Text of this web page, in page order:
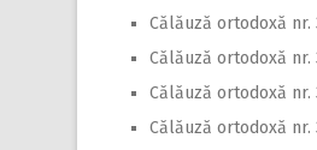
Călăuză ortodoxă nr.
Călăuză ortodoxă nr.
Călăuză ortodoxă nr.
Călăuză ortodoxă nr.